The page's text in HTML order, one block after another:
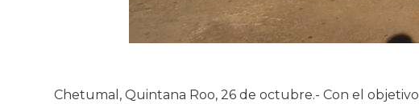
Chetumal, Quintana Roo, 26 de octubre.- Con el